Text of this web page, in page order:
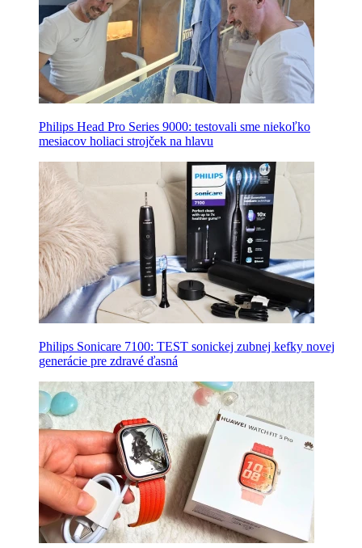
Philips Head Pro Series 9000: testovali sme niekoľko
mesiacov holiaci strojček na hlavu
Philips Sonicare 7100: TEST sonickej zubnej kefky novej
generácie pre zdravé ďasná